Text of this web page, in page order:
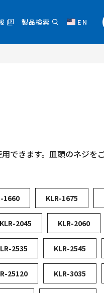
製品検索 EN
できます。皿頭のネジを
1660 KLR-1675
KLR-2045 KLR-2060
2535 KLR-2545
25120 KLR-3035